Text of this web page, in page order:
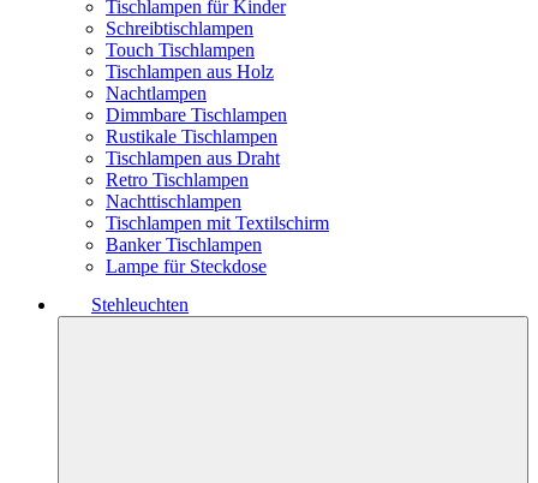
Tischlampen für Kinder
Schreibtischlampen
Touch Tischlampen
Tischlampen aus Holz
Nachtlampen
Dimmbare Tischlampen
Rustikale Tischlampen
Tischlampen aus Draht
Retro Tischlampen
Nachttischlampen
Tischlampen mit Textilschirm
Banker Tischlampen
Lampe für Steckdose
Stehleuchten